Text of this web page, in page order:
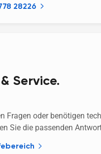
28226
Service.
Fragen oder benötigen
Sie die passenden